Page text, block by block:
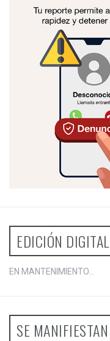
EDICIÓN DIGITAL
EN MANTENIMIENTO...
SE